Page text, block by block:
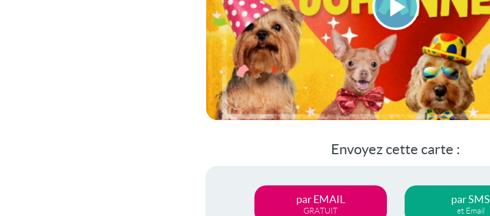
Lire
la
vidéo
Envoyez cette carte :
par EMAIL
GRATUIT
par SMS
et Email